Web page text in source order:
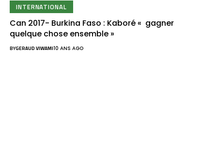
INTERNATIONAL
Can 2017- Burkina Faso : Kaboré « gagner
quelque chose ensemble »
BYGERAUD VIWAMI10 ANS AGO